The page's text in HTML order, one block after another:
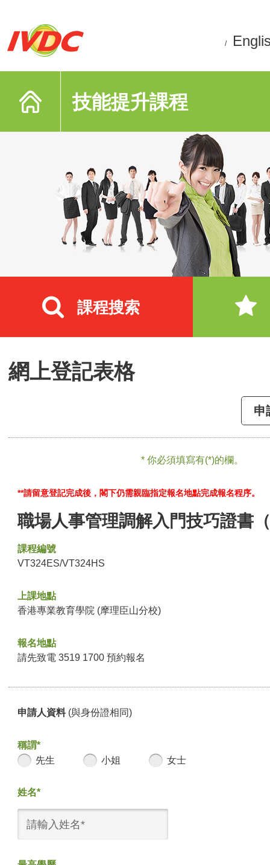
/
技能提升課程
課程搜索
網上登記表格
申
* 你必須填寫有(*)的欄。
**請留意登記完成後，閣下仍需親臨指定報名地點完成報名程序。
職場人事管理調解入門技巧證書
課程編號
VT324ES/VT324HS
上課地點
香港專業教育學院 (摩理臣山分校)
報名地點
請先致電 3519 1700 預約報名
申請人資料 (與身份證相同)
稱謂*
先生
小姐 女士
姓名*